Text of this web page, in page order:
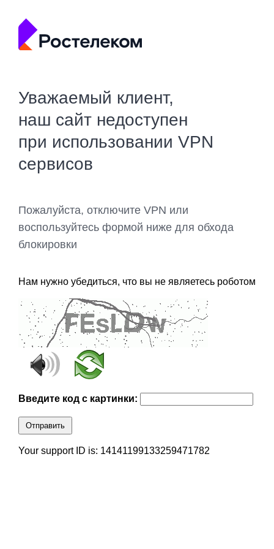
Уважаемый клиент,
наш сайт недоступен
при использовании VPN
сервисов
Пожалуйста, отключите VPN или
воспользуйтесь формой ниже для обхода
блокировки
Нам нужно убедиться, что вы не являетесь роботом
Введите код с картинки:
Отправить
Your support ID is: 14141199133259471782